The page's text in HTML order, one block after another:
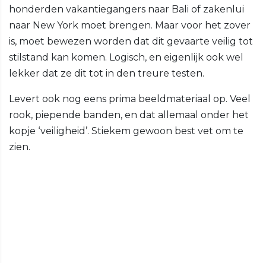
honderden vakantiegangers naar Bali of zakenlui
naar New York moet brengen. Maar voor het zover
is, moet bewezen worden dat dit gevaarte veilig tot
stilstand kan komen. Logisch, en eigenlijk ook wel
lekker dat ze dit tot in den treure testen.
Levert ook nog eens prima beeldmateriaal op. Veel
rook, piepende banden, en dat allemaal onder het
kopje ‘veiligheid’. Stiekem gewoon best vet om te
zien.